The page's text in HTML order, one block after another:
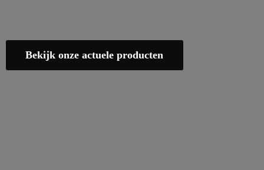
Bekijk onze actuele producten